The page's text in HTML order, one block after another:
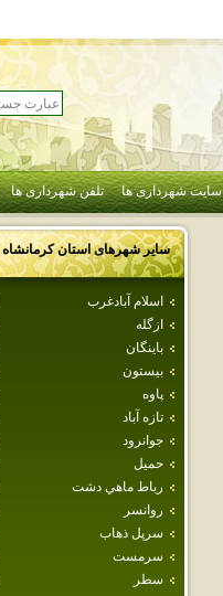
سایت شهرداری ها تلفن شهرداری ها
سایر شهرهای استانكرمانشاه
اسلام آبادغرب
ازگله
باينگان
بيستون
پاوه
تازه آباد
جوانرود
حميل
رباط ماهي دشت
روانسر
سرپل ذهاب
سرمست
سطر